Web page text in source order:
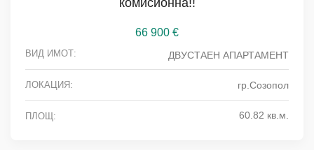
66 900 €
ВИД ИМОТ: ДВУСТАЕН АПАРТАМЕНТ
ЛОКАЦИЯ: гр.Созопол
ПЛОЩ: 60.82 кв.м.